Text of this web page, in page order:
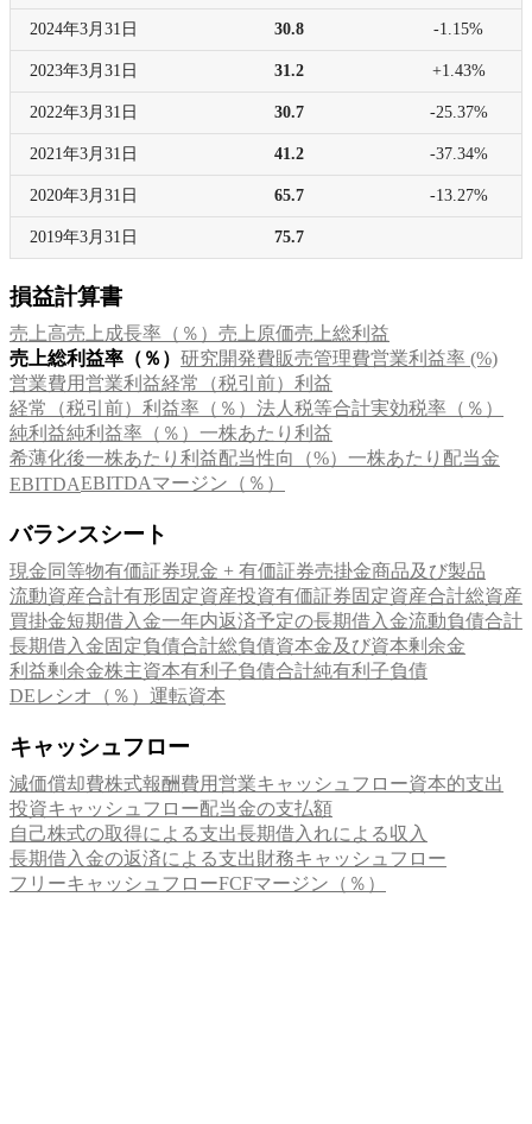
2024年3月31日 30.8 -1.15%
2023年3月31日 31.2 +1.43%
2022年3月31日 30.7 -25.37%
2021年3月31日 41.2 -37.34%
2020年3月31日 65.7 -13.27%
2019年3月31日 75.7
損益計算書
売上高売上成長率（％） 売上原価売上総利益
売上総利益率（％） 研究開発費販売管理費営業利益率 (%)
営業費用営業利益経常（税引前）利益
経常（税引前）利益率（％） 法人税等合計実効税率（％）
純利益純利益率（％） 一株あたり利益
希薄化後一株あたり利益配当性向（%） 一株あたり配当金
EBITDAEBITDAマージン（％）
バランスシート
現金同等物有価証券現金 + 有価証券売掛金商品及び製品
流動資産合計有形固定資産投資有価証券固定資産合計総資産
買掛金短期借入金一年内返済予定の長期借入金流動負債合計
長期借入金固定負債合計総負債資本金及び資本剰余金
利益剰余金株主資本有利子負債合計純有利子負債
DEレシオ（％） 運転資本
キャッシュフロー
減価償却費株式報酬費用営業キャッシュフロー資本的支出
投資キャッシュフロー配当金の支払額
自己株式の取得による支出長期借入れによる収入
長期借入金の返済による支出財務キャッシュフロー
フリーキャッシュフローFCFマージン（％）